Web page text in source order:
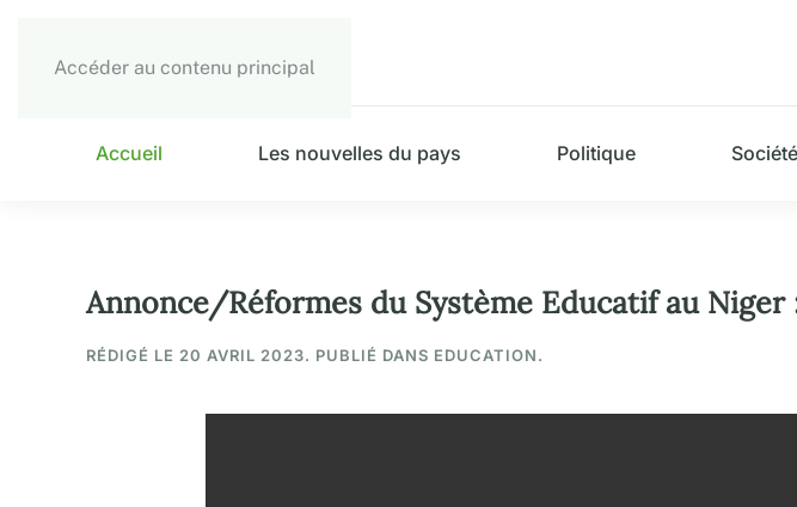
Accéder au contenu principal
Accueil Les nouvelles du pays Politique Société
Annonce/Réformes du Système Educatif au Niger
RÉDIGÉ LE 20 AVRIL 2023. PUBLIÉ DANS EDUCATION.